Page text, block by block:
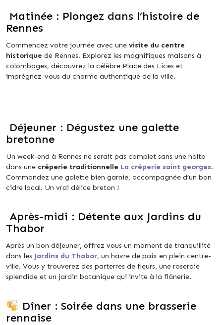
Matinée : Plongez dans l’histoire de
Rennes
Commencez votre journée avec une visite du centre
historique de Rennes. Explorez les magnifiques maisons à
colombages, découvrez la célèbre Place des Lices et
imprégnez-vous du charme authentique de la ville.
Déjeuner : Dégustez une galette
bretonne
Un week-end à Rennes ne serait pas complet sans une halte
dans une crêperie traditionnelle La crêperie saint georges.
Commandez une galette bien garnie, accompagnée d’un bon
cidre local. Un vrai délice breton !
Après-midi : Détente aux Jardins du
Thabor
Après un bon déjeuner, offrez vous un moment de tranquillité
dans les Jardins du Thabor, un havre de paix en plein centre-
ville. Vous y trouverez des parterres de fleurs, une roseraie
splendide et un jardin botanique qui invite à la flânerie.
Dîner : Soirée dans une brasserie
rennaise